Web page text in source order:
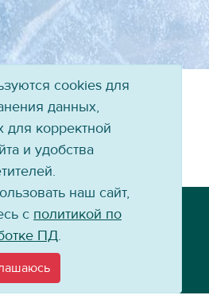
+7 (3952) 79-57-90
energy.ru
cookies для
данных,
для корректной
и удобства
наш сайт,
с политикой по
ПД.